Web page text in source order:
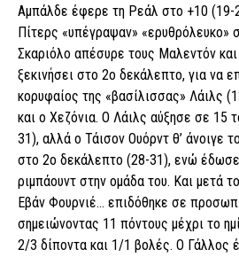
Αμπάλδε έφερε τη Ρεάλ στο +10 (19-
Πίτερς «υπέγραψαν» «ερυθρόλευκο»
Σκαριόλο απέσυρε τους Μαλεντόν
ξεκινήσει στο 2ο δεκάλεπτο, για να
κορυφαίος της «βασίλισσας» Λάιλς
και ο Χεζόνια. Ο Λάιλς αύξησε σε 15
31), αλλά ο Τάισον Ουόρντ θ’ άνοιγε
στο 2ο δεκάλεπτο (28-31), ενώ έδωσε
ριμπάουντ στην ομάδα του. Και μετά
Εβάν Φουρνιέ… επιδόθηκε σε
σημειώνοντας 11 πόντους μέχρι το
2/3 δίποντα και 1/1 βολές. Ο Γάλλος